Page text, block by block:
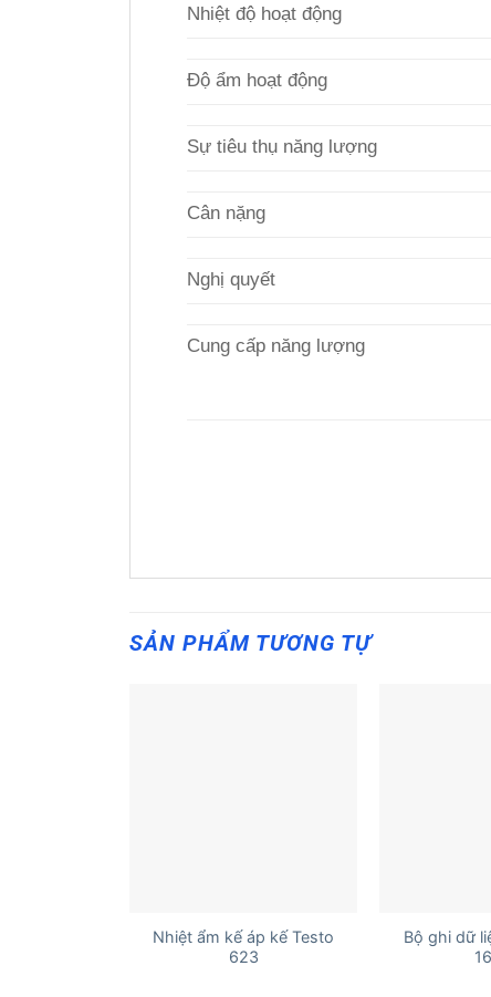
Nhiệt độ hoạt động
Độ ẩm hoạt động
Sự tiêu thụ năng lượng
Cân nặng
Nghị quyết
Cung cấp năng lượng
SẢN PHẨM TƯƠNG TỰ
Nhiệt ẩm kế áp kế Testo
623
Bộ ghi dữ